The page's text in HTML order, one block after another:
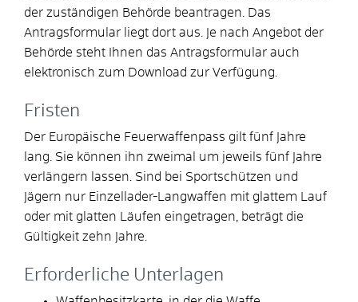
der zuständigen Behörde beantragen.
Das
Antragsformular liegt dort aus. Je nach Angebot der
Behörde steht Ihnen das Antragsformular auch
elektronisch zum Download zur Verfügung.
Fristen
Der Europäische Feuerwaffenpass gilt fünf Jahre
lang. Sie können ihn zweimal um jeweils fünf Jahre
verlängern lassen. Sind bei Sportschützen und
Jägern nur Einzellader-Langwaffen mit glattem Lauf
oder mit glatten Läufen eingetragen, beträgt die
Gültigkeit zehn Jahre.
Erforderliche Unterlagen